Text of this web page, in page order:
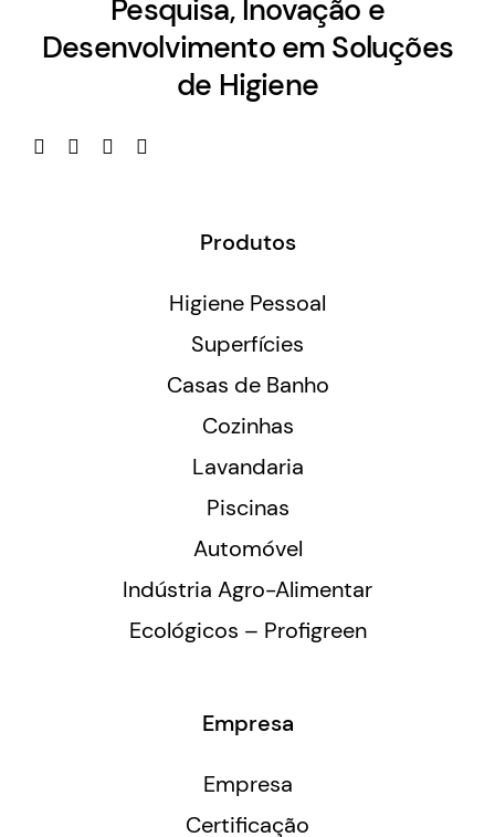
Pesquisa, Inovação e
Desenvolvimento em Soluções
de Higiene
Produtos
Higiene Pessoal
Superfícies
Casas de Banho
Cozinhas
Lavandaria
Piscinas
Automóvel
Indústria Agro-Alimentar
Ecológicos – Profigreen
Empresa
Empresa
Certificação